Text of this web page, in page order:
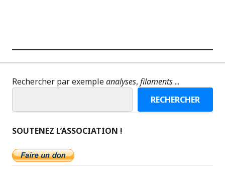
Rechercher par exempleanalyses, filaments...
RECHERCHER
SOUTENEZ L’ASSOCIATION !